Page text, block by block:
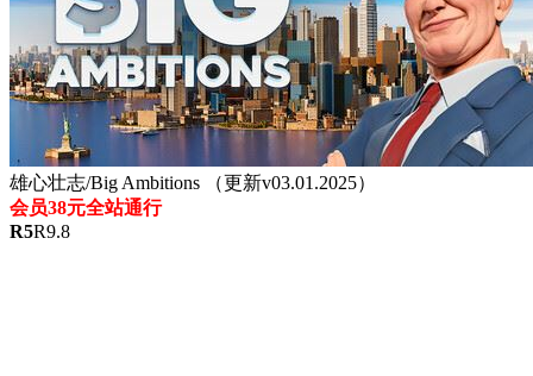
雄心壮志/Big Ambitions （更新v03.01.2025）
会员38元全站通行
R5R9.8